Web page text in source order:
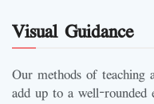
Visual Guidance
Our methods of
add up to a well-rounded